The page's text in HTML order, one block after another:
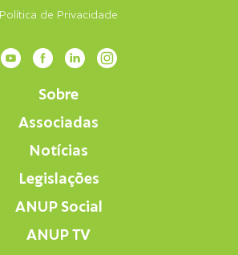
Política de Privacidade
Sobre
Associadas
Notícias
Legislações
ANUP Social
ANUP TV